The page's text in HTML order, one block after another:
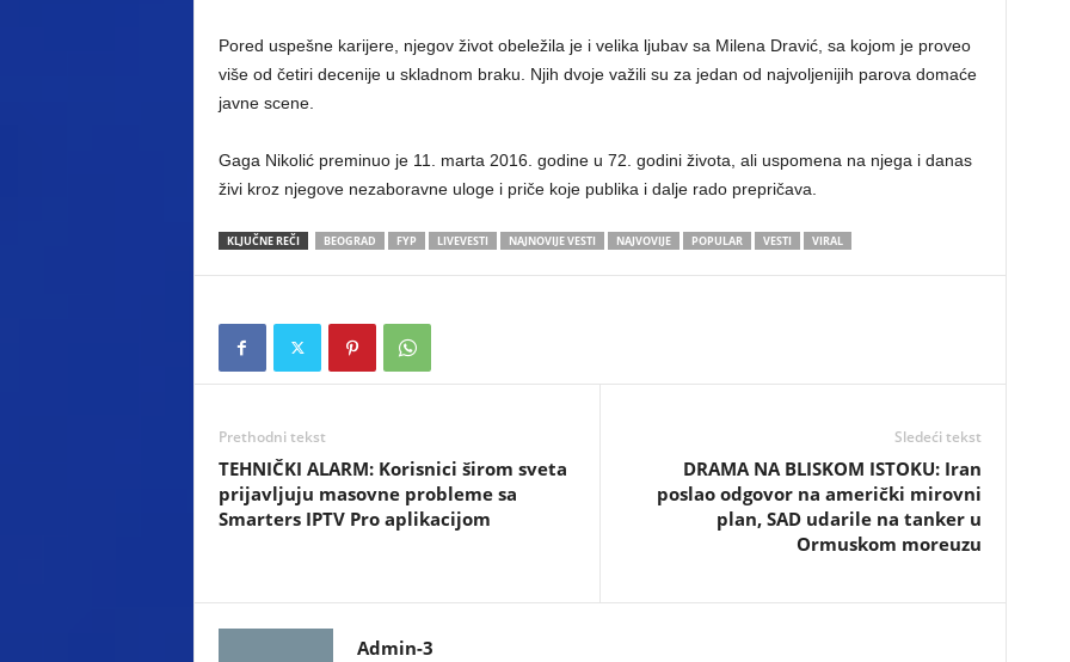
Pored uspešne karijere, njegov život obeležila je i velika ljubav sa Milena Dravić, sa kojom je proveo
više od četiri decenije u skladnom braku. Njih dvoje važili su za jedan od najvoljenijih parova domaće
javne scene.
Gaga Nikolić preminuo je 11. marta 2016. godine u 72. godini života, ali uspomena na njega i danas
živi kroz njegove nezaboravne uloge i priče koje publika i dalje rado prepričava.
KLJUČNE REČI BEOGRAD FYP LIVEVESTI NAJNOVIJE VESTI NAJVOVIJE POPULAR VESTI VIRAL
Prethodni tekst
TEHNIČKI ALARM: Korisnici širom sveta
prijavljuju masovne probleme sa
Smarters IPTV Pro aplikacijom
Sledeći tekst
DRAMA NA BLISKOM ISTOKU: Iran
poslao odgovor na američki mirovni
plan, SAD udarile na tanker u
Ormuskom moreuzu
Admin-3